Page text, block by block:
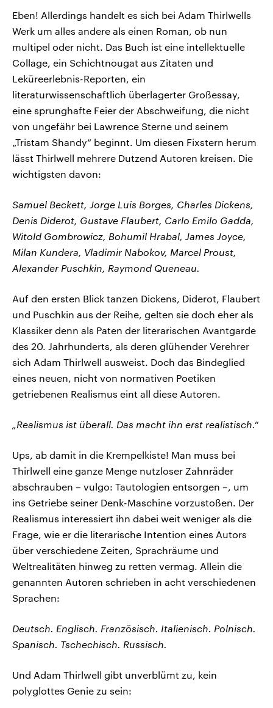
Eben! Allerdings handelt es sich bei Adam Thirlwells
Werk um alles andere als einen Roman, ob nun
multipel oder nicht. Das Buch ist eine intellektuelle
Collage, ein Schichtnougat aus Zitaten und
Leküreerlebnis-Reporten, ein
literaturwissenschaftlich überlagerter Großessay,
eine sprunghafte Feier der Abschweifung, die nicht
von ungefähr bei Lawrence Sterne und seinem
„Tristam Shandy“ beginnt. Um diesen Fixstern herum
lässt Thirlwell mehrere Dutzend Autoren kreisen. Die
wichtigsten davon:
Samuel Beckett, Jorge Luis Borges, Charles Dickens,
Denis Diderot, Gustave Flaubert, Carlo Emilo Gadda,
Witold Gombrowicz, Bohumil Hrabal, James Joyce,
Milan Kundera, Vladimir Nabokov, Marcel Proust,
Alexander Puschkin, Raymond Queneau.
Auf den ersten Blick tanzen Dickens, Diderot, Flaubert
und Puschkin aus der Reihe, gelten sie doch eher als
Klassiker denn als Paten der literarischen Avantgarde
des 20. Jahrhunderts, als deren glühender Verehrer
sich Adam Thirlwell ausweist. Doch das Bindeglied
eines neuen, nicht von normativen Poetiken
getriebenen Realismus eint all diese Autoren.
„Realismus ist überall. Das macht ihn erst realistisch.“
Ups, ab damit in die Krempelkiste! Man muss bei
Thirlwell eine ganze Menge nutzloser Zahnräder
abschrauben – vulgo: Tautologien entsorgen –, um
ins Getriebe seiner Denk-Maschine vorzustoßen. Der
Realismus interessiert ihn dabei weit weniger als die
Frage, wie er die literarische Intention eines Autors
über verschiedene Zeiten, Sprachräume und
Weltrealitäten hinweg zu retten vermag. Allein die
genannten Autoren schrieben in acht verschiedenen
Sprachen:
Deutsch. Englisch. Französisch. Italienisch. Polnisch.
Spanisch. Tschechisch. Russisch.
Und Adam Thirlwell gibt unverblümt zu, kein
polyglottes Genie zu sein: